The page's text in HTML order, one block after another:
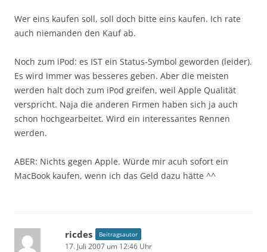
Wer eins kaufen soll, soll doch bitte eins kaufen. Ich rate
auch niemanden den Kauf ab.
Noch zum iPod: es IST ein Status-Symbol geworden (leider).
Es wird immer was besseres geben. Aber die meisten
werden halt doch zum iPod greifen, weil Apple Qualität
verspricht. Naja die anderen Firmen haben sich ja auch
schon hochgearbeitet. Wird ein interessantes Rennen
werden.
ABER: Nichts gegen Apple. Würde mir acuh sofort ein
MacBook kaufen, wenn ich das Geld dazu hätte ^^
ricdes Beitragsautor
17. Juli 2007 um 12:46 Uhr